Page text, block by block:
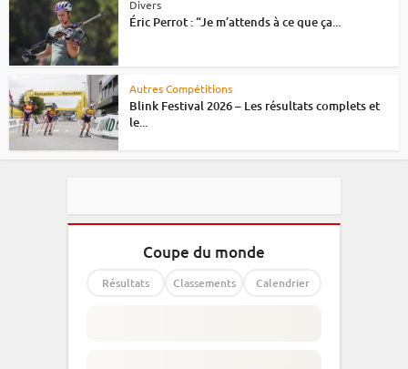
Divers
Éric Perrot : “Je m’attends à ce que ça...
Autres Compétitions
Blink Festival 2026 – Les résultats complets et
le...
Coupe du monde
Résultats Classements Calendrier